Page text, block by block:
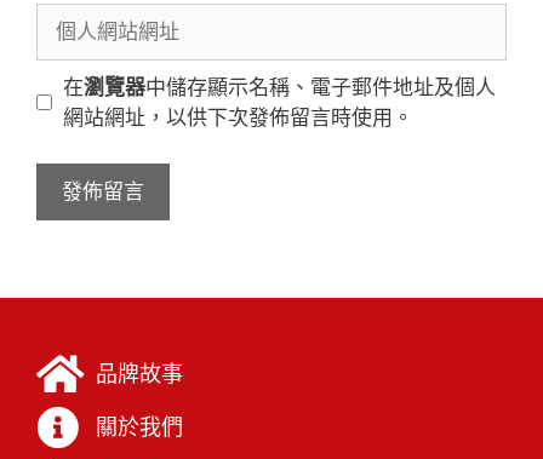
在瀏覽器中儲存顯示名稱、電子郵件地址及個人
網站網址，以供下次發佈留言時使用。
品牌故事
關於我們